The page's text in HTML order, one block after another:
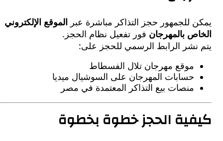
للجمهور حجز التذاكر مباشرة عبرالموقع الإلكتروني
بالمهرجانفور تفعيل نظام الحجز.
الرابط الرسمي للحجز على:
موقع مهرجان تلال الفسطاط
حسابات المهرجان على السوشيال ميديا
منصات بيع التذاكر المعتمدة في مصر
الحجز خطوة بخطوة